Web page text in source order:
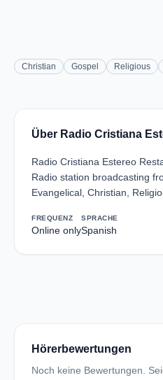
Christian Gospel Religious
Über Radio Cristiana
Radio Cristiana Estereo
Radio station broadcasting
Evangelical, Christian,
FREQUENZ
Online only
SPRACHE
Spanish
Hörerbewertungen
Noch keine Bewertungen.